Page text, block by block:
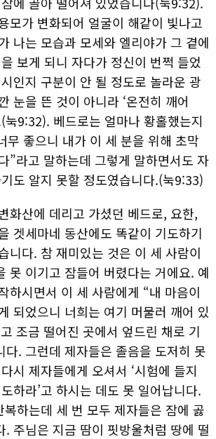
모가 변화되어 얼굴이 해같이 빛나고
나는 모습과 모세와 엘리야가 그 곁에
보게 되니 자다가 정신이 번쩍 들었
인지 구분이 안 될 정도로 놀라운 광
눈을 뜬 것이 아니라 ‘온전히 깨어
눅9:32). 베드로는 얼마나 황홀했는지
무 좋으니 내가 이 세 분을 위해 초막
”라고 말하는데 그렇게 말하면서도 자
도 알지 못할 정도였습니다.(눅9:33)
화산에 데리고 가셨던 베드로, 요한,
겟세마네 동산에도 똑같이 기도하기
니다. 참 재미있는 것은 이 세 사람이
못 이기고 잠들어 버렸다는 거에요. 예
하시면서 이 세 사람에게 “내 마음이
되었으니 너희는 여기 머물러 깨어 있
조금 떨어진 곳에서 엎드린 채로 기
다. 그런데 제자들은 졸음을 도저히 못
시 제자들에게 오셔서 ‘시험에 들지
하라’고 하시는 데도 못 일어납니다.
하는데 세 번 모두 제자들은 잠에 곯
. 주님은 지금 땀이 핏방울처럼 땅에 떨